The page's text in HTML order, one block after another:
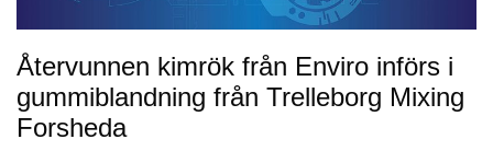
Återvunnen kimrök från Enviro införs i
gummiblandning från Trelleborg Mixing
Forsheda